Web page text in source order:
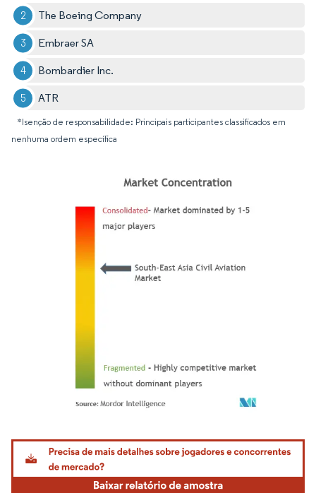
The Boeing Company
Embraer SA
Bombardier Inc.
ATR
*Isenção de responsabilidade: Principais participantes classificados em
nenhuma ordem específica
Imagem © Mordor Intelligence. O reuso requer atribuição conforme CC BY 4.0.